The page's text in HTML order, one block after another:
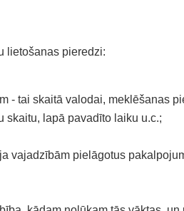
lietošanas pieredzi:
tai skaitā valodai, meklēšanas
skaitu, lapā pavadīto laiku u.c.;
vajadzībām pielāgotus